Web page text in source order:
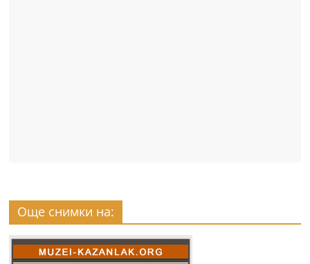
Още снимки на: